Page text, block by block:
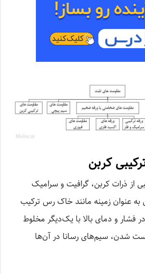
کربن
از ذرات کربن، گرافیت و سرامیک
به عنوان زمینه‌ مانند خاک رس ترکیب
فشار و دمای بالا با یک‌دیگر مخلوط
شدن، سیم‌های رسانا در آن‌ها